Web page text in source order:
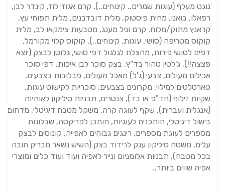
נוגט מעלף (עוגות שמרים.. קינוחים..), קרם אגוזי לוז, קינדר לבן,
רפאלו, בואנו, מחית פיסטוק, מלית דובדבנים, מלית תפוחי עץ,
קראנץ מתוק/מלוח, קרם וניל מענג, מטבעות צימקאו לב, מלית
קוקוס מטריפה (סושי, עוגות, קינוחים..), קוקוס קלוי מקורמל,
דפים לסושי פירות, מחצלת לגלגול דפי סושי, גלוטן לבצק (יוצא
פצצה!!), ג'לטין טהור בד"ץ, בצק סוכר לבן איכות, דפי סוכר
אכילים מעולים, צבעי (ג'ל) מאכל מעולים, פבלובות בצבעים,
טארטלטים למילוי, מקרונים בצבעים, סוכריות לקישוט עוגות,
שקיות זילוף (חד"פ או בד), צנטרים, תבניות סיליקון לאותיות
(אנגלית ועברית), שקף לעוגה קרה, משקל מטבח דיגיטלי, מדחום
בישול דיגיטלי, חותכנים לעוגיות, חותכן לפריקסה, שבלונות
מספרים לעוגת מספרים, רינגים גבוהים לאפייה, קונוסים לבצק
עלים, משטח סיליקון ענק לרידוד בצק (השיש נשאר מבריק חובה
בכל מטבח), תבניות אלומניום ונייר לאפיה ועוד ועוד כלים ומוצרי
אפיה שווים ביותר..